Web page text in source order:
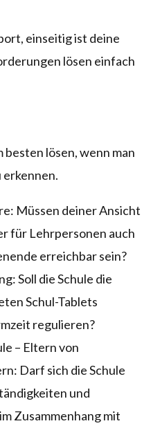
einseitig ist deine
lösen einfach
besten lösen, wenn man
erkennen.
Müssen deiner Ansicht
für Lehrpersonen auch
erreichbar sein?
Soll die Schule die
Schul-Tablets
regulieren?
– Eltern von
Darf sich die Schule
und
Zusammenhang mit